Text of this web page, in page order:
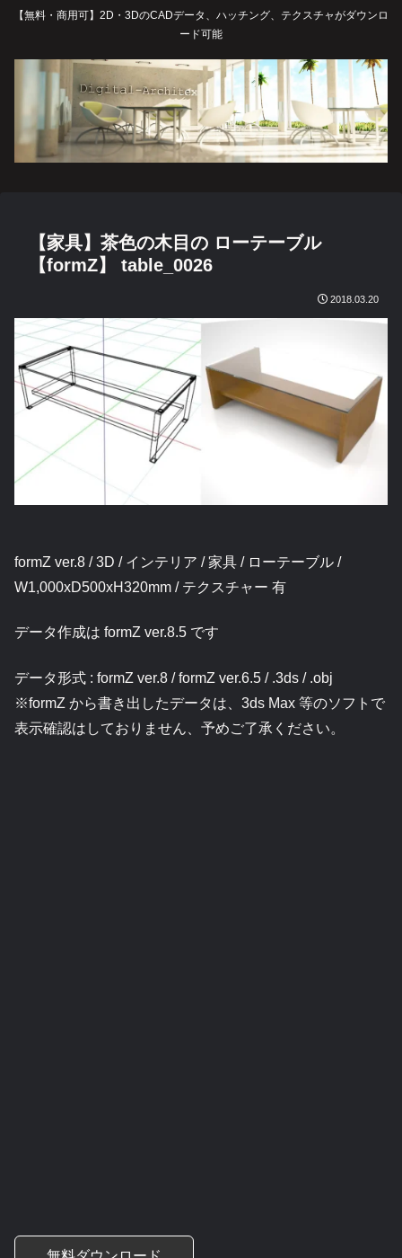
【無料・商用可】2D・3DのCADデータ、ハッチング、テクスチャがダウンロ
ード可能
【家具】茶色の木目の ローテーブル
【formZ】 table_0026
2018.03.20
formZ ver.8 / 3D / インテリア / 家具 / ローテーブル /
W1,000xD500xH320mm / テクスチャー 有
データ作成は formZ ver.8.5 です
データ形式 : formZ ver.8 / formZ ver.6.5 / .3ds / .obj
※formZ から書き出したデータは、3ds Max 等のソフトで
表示確認はしておりません、予めご了承ください。